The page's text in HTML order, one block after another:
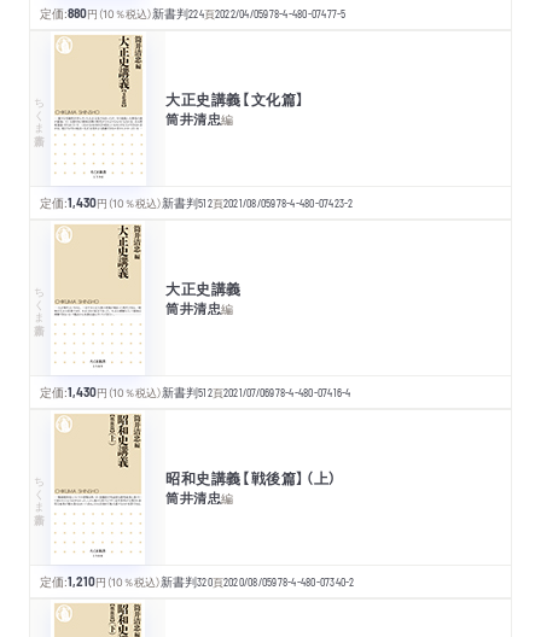
定価:880円 （10％税込）新書判224頁2022/04/05978-4-480-07477-5
ちくま新書 大正史講義【文化篇】
筒井清忠編
定価:1,430円 （10％税込）新書判512頁2021/08/05978-4-480-07423-2
ちくま新書 大正史講義
筒井清忠編
定価:1,430円 （10％税込）新書判512頁2021/07/06978-4-480-07416-4
ちくま新書 昭和史講義【戦後篇】（上）
筒井清忠編
定価:1,210円 （10％税込）新書判320頁2020/08/05978-4-480-07340-2